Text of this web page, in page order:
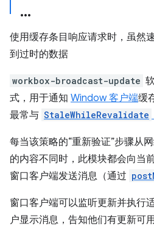
使用缓存条目响应请求时，虽然
到过时的数据
workbox-broadcast-update
式，用于通知 Window 客户端缓
最常与 StaleWhileRevalidate
每当该策略的“重新验证”步骤从
的内容不同时，此模块都会向当
窗口客户端发送消息（通过
窗口客户端可以监听更新并执行
户显示消息，告知他们有更新可用